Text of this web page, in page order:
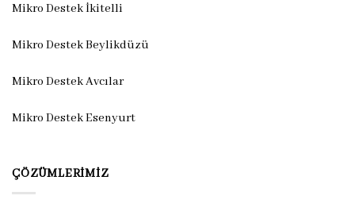
Mikro Destek İkitelli
Mikro Destek Beylikdüzü
Mikro Destek Avcılar
Mikro Destek Esenyurt
ÇÖZÜMLERIMIZ